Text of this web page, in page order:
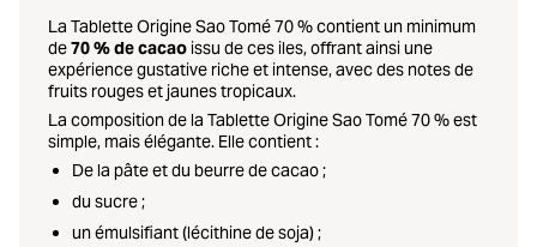
La Tablette Origine Sao Tomé 70 % contient un minimum
de70 % de cacaoissu de ces iles, offrant ainsi une
expérience gustative riche et intense, avec des notes de
fruits rouges et jaunes tropicaux.
La composition de la Tablette Origine Sao Tomé 70 % est
simple, mais élégante. Elle contient :
De la pâte et du beurre de cacao ;
du sucre ;
un émulsifiant (lécithine de soja) ;